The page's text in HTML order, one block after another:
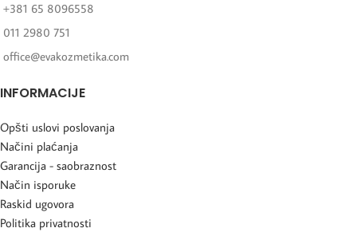
+381 65 8096558
011 2980 751
office@evakozmetika.com
INFORMACIJE
Opšti uslovi poslovanja
Načini plaćanja
Garancija - saobraznost
Način isporuke
Raskid ugovora
Politika privatnosti